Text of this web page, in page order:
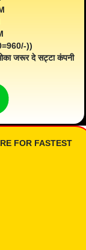
))
जरूर दे सट्टा कंपनी
FOR FASTEST